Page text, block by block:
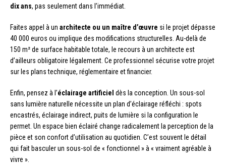
dix ans, pas seulement dans l’immédiat.
Faites appel à un architecte ou un maître d’œuvre si le projet dépasse
40 000 euros ou implique des modifications structurelles. Au-delà de
150 m² de surface habitable totale, le recours à un architecte est
d’ailleurs obligatoire légalement. Ce professionnel sécurise votre projet
sur les plans technique, réglementaire et financier.
Enfin, pensez à l’éclairage artificiel dès la conception. Un sous-sol
sans lumière naturelle nécessite un plan d’éclairage réfléchi : spots
encastrés, éclairage indirect, puits de lumière si la configuration le
permet. Un espace bien éclairé change radicalement la perception de la
pièce et son confort d’utilisation au quotidien. C’est souvent le détail
qui fait basculer un sous-sol de « fonctionnel » à « vraiment agréable à
vivre ».